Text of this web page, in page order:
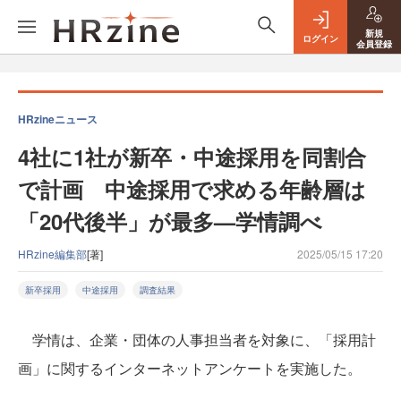
ログイン
新規
会員登録
HRzineニュース
4社に1社が新卒・中途採用を同割合
で計画 中途採用で求める年齢層は
「20代後半」が最多—学情調べ
HRzine編集部[著] 2025/05/15 17:20
新卒採用 中途採用 調査結果
学情は、企業・団体の人事担当者を対象に、「採用計
画」に関するインターネットアンケートを実施した。